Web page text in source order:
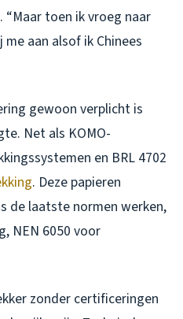
“Maar toen ik vroeg naar
aan alsof ik Chinees
gewoon verplicht is
Net als KOMO-
en BRL 4702
. Deze papieren
de laatste normen werken,
NEN 6050 voor
zonder certificeringen